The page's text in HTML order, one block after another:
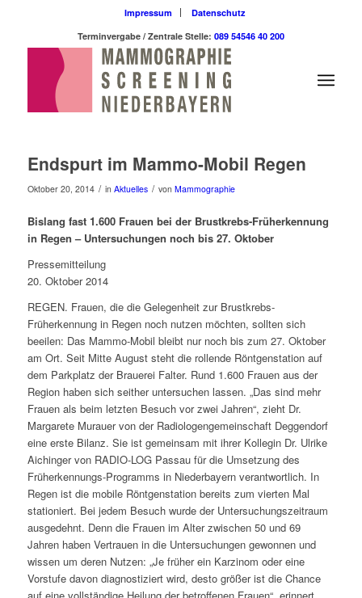
Impressum
Datenschutz
Terminvergabe / Zentrale Stelle: 089 54546 40 200
Endspurt im Mammo-Mobil Regen
Oktober 20, 2014 / in Aktuelles / von Mammographie
Bislang fast 1.600 Frauen bei der Brustkrebs-Früherkennung
in Regen – Untersuchungen noch bis 27. Oktober
Pressemitteilung
20. Oktober 2014
REGEN. Frauen, die die Gelegenheit zur Brustkrebs-
Früherkennung in Regen noch nutzen möchten, sollten sich
beeilen: Das Mammo-Mobil bleibt nur noch bis zum 27. Oktober
am Ort. Seit Mitte August steht die rollende Röntgenstation auf
dem Parkplatz der Brauerei Falter. Rund 1.600 Frauen aus der
Region haben sich seither untersuchen lassen. „Das sind mehr
Frauen als beim letzten Besuch vor zwei Jahren“, zieht Dr.
Margarete Murauer von der Radiologengemeinschaft Deggendorf
eine erste Bilanz. Sie ist gemeinsam mit ihrer Kollegin Dr. Ulrike
Aichinger von RADIO-LOG Passau für die Umsetzung des
Früherkennungs-Programms in Niederbayern verantwortlich. In
Regen ist die mobile Röntgenstation bereits zum vierten Mal
stationiert. Bei jedem Besuch wurde der Untersuchungszeitraum
ausgedehnt. Denn die Frauen im Alter zwischen 50 und 69
Jahren haben Vertrauen in die Untersuchungen gewonnen und
wissen um deren Nutzen: „Je früher ein Karzinom oder eine
Vorstufe davon diagnostiziert wird, desto größer ist die Chance